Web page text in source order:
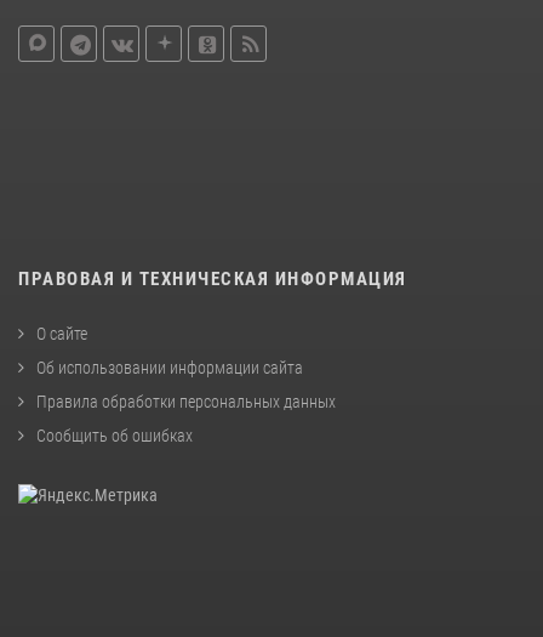
ПРАВОВАЯ И ТЕХНИЧЕСКАЯ ИНФОРМАЦИЯ
О сайте
Об использовании информации сайта
Правила обработки персональных данных
Сообщить об ошибках